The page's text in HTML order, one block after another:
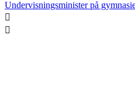
Undervisningsminister på